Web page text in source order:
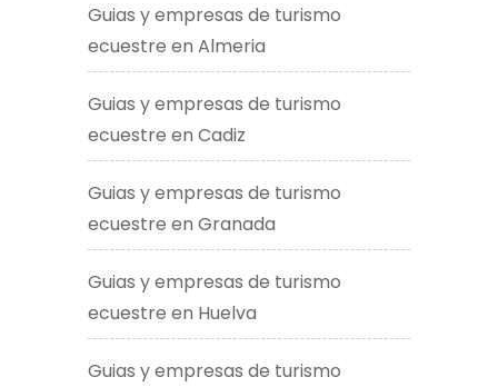
Guias y empresas de turismo
ecuestre en Almeria
Guias y empresas de turismo
ecuestre en Cadiz
Guias y empresas de turismo
ecuestre en Granada
Guias y empresas de turismo
ecuestre en Huelva
Guias y empresas de turismo